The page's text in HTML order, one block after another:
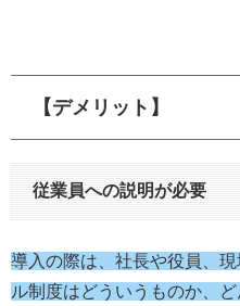
【デメリット】
従業員への説明が必要
導入の際は、社長や役員、
ル制度はどういうものか、